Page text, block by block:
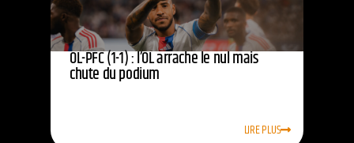
OL-PFC (1-1) : l’OL arrache le nul mais
chute du podium
LIRE PLUS